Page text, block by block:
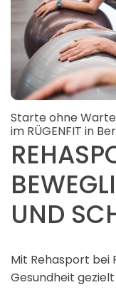
UND
Starte ohne
im RÜGENFIT in
Mit Rehasport bei
Gesundheit